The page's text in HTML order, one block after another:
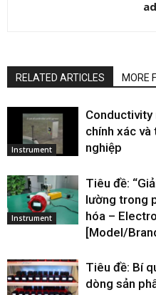
RELATED ARTICLES MORE
Instrument
chính xác
nghiệp
Instrument
Tiêu đề:
lường trong
hóa –
[Model/
Tiêu đề: Bí
dòng sản